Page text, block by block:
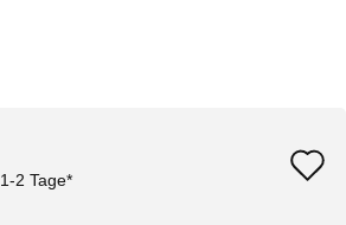
1-2 Tage*